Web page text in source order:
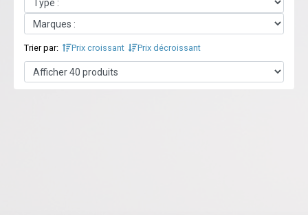
Trier par: Prix croissant Prix décroissant